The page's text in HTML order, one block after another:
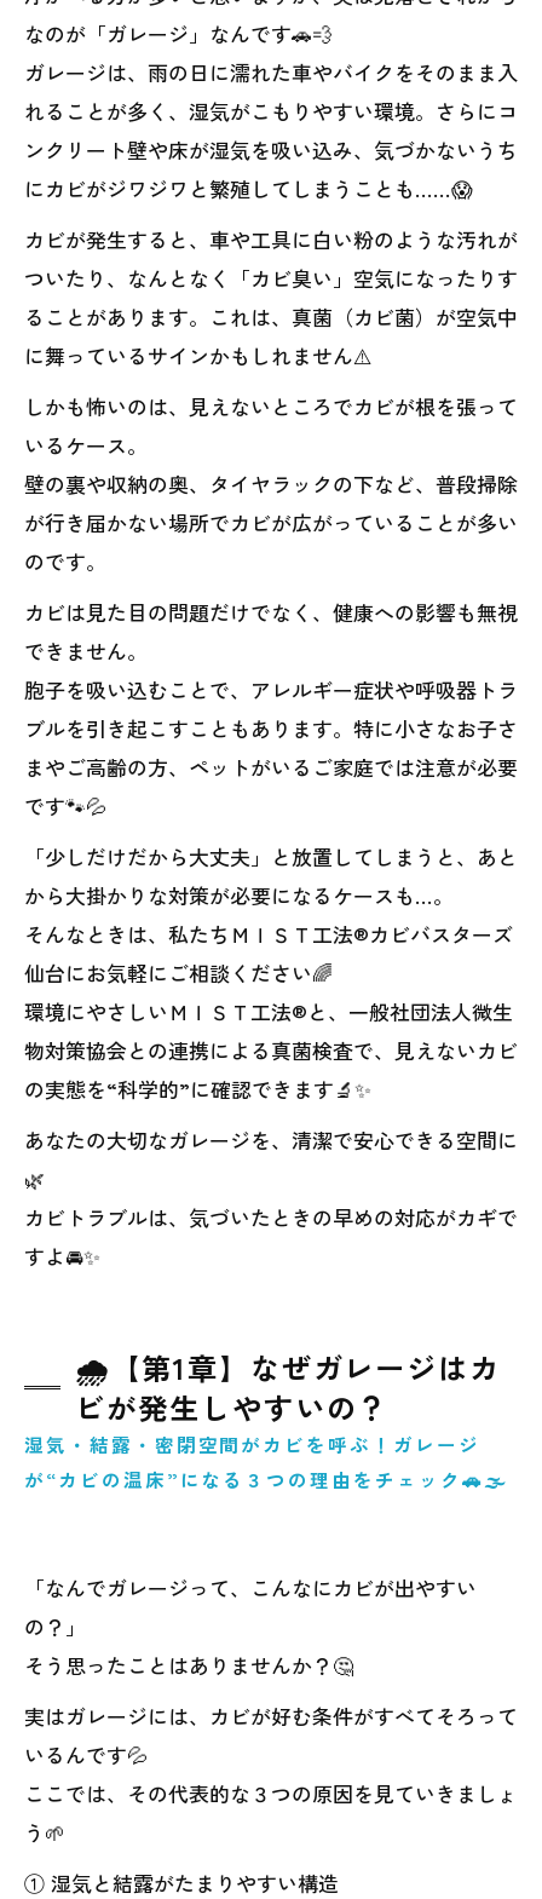
なのが「ガレージ」なんです🚗💨
ガレージは、雨の日に濡れた車やバイクをそのまま入
れることが多く、湿気がこもりやすい環境。さらにコ
ンクリート壁や床が湿気を吸い込み、気づかないうち
にカビがジワジワと繁殖してしまうことも……😱
カビが発生すると、車や工具に白い粉のような汚れが
ついたり、なんとなく「カビ臭い」空気になったりす
ることがあります。これは、真菌（カビ菌）が空気中
に舞っているサインかもしれません⚠️
しかも怖いのは、見えないところでカビが根を張って
いるケース。
壁の裏や収納の奥、タイヤラックの下など、普段掃除
が行き届かない場所でカビが広がっていることが多い
のです。
カビは見た目の問題だけでなく、健康への影響も無視
できません。
胞子を吸い込むことで、アレルギー症状や呼吸器トラ
ブルを引き起こすこともあります。特に小さなお子さ
まやご高齢の方、ペットがいるご家庭では注意が必要
です🐾💦
「少しだけだから大丈夫」と放置してしまうと、あと
から大掛かりな対策が必要になるケースも…。
そんなときは、私たちＭＩＳＴ工法®カビバスターズ
仙台にお気軽にご相談ください🌈
環境にやさしいＭＩＳＴ工法®と、一般社団法人微生
物対策協会との連携による真菌検査で、見えないカビ
の実態を“科学的”に確認できます🔬✨
あなたの大切なガレージを、清潔で安心できる空間に
🌿
カビトラブルは、気づいたときの早めの対応がカギで
すよ🚘✨
🌧️【第1章】なぜガレージはカ
ビが発生しやすいの？
湿気・結露・密閉空間がカビを呼ぶ！ガレージ
が“カビの温床”になる３つの理由をチェック🚗🌫️
「なんでガレージって、こんなにカビが出やすい
の？」
そう思ったことはありませんか？🤔
実はガレージには、カビが好む条件がすべてそろって
いるんです💦
ここでは、その代表的な３つの原因を見ていきましょ
う🌱
① 湿気と結露がたまりやすい構造